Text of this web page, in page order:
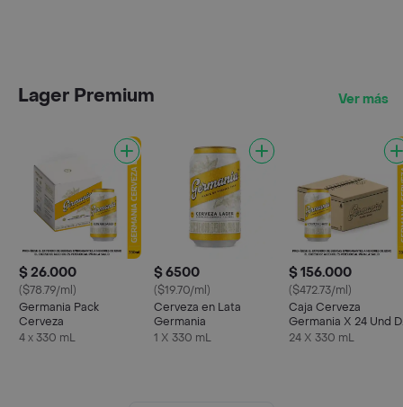
Lager Premium Ver más
$ 26.000
($78.79/ml)
Germania Pack
Cerveza
4 x 330 mL
$ 6500
($19.70/ml)
Cerveza en Lata
Germania
1 X 330 mL
$ 156.000
($472.73/ml)
Caja Cerveza
Germania X 24 Und
330 Ml
24 X 330 mL